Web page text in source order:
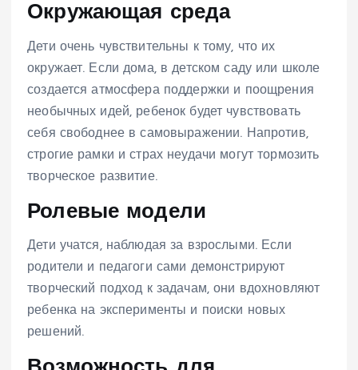
Окружающая среда
Дети очень чувствительны к тому, что их
окружает. Если дома, в детском саду или школе
создается атмосфера поддержки и поощрения
необычных идей, ребенок будет чувствовать
себя свободнее в самовыражении. Напротив,
строгие рамки и страх неудачи могут тормозить
творческое развитие.
Ролевые модели
Дети учатся, наблюдая за взрослыми. Если
родители и педагоги сами демонстрируют
творческий подход к задачам, они вдохновляют
ребенка на эксперименты и поиски новых
решений.